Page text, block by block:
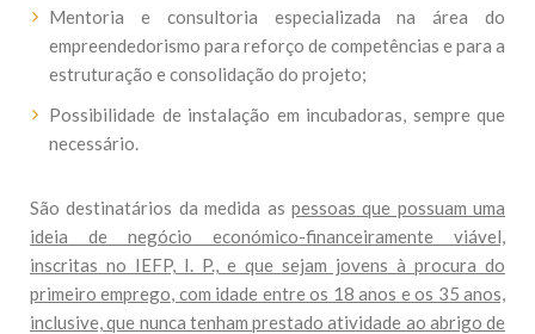
Mentoria e consultoria especializada na área do
empreendedorismo para reforço de competências e para a
estruturação e consolidação do projeto;
Possibilidade de instalação em incubadoras, sempre que
necessário.
São destinatários da medida as pessoas que possuam uma
ideia de negócio económico-financeiramente viável,
inscritas no IEFP, I. P., e que sejam jovens à procura do
primeiro emprego, com idade entre os 18 anos e os 35 anos,
inclusive, que nunca tenham prestado atividade ao abrigo de